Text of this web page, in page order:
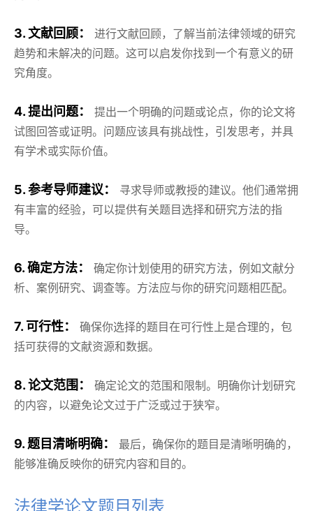
3. 文献回顾：
进行文献回顾，了解当前法律领域的研究
趋势和未解决的问题。这可以启发你找到一个有意义的研
究角度。
4. 提出问题：
提出一个明确的问题或论点，你的论文将
试图回答或证明。问题应该具有挑战性，引发思考，并具
有学术或实际价值。
5. 参考导师建议：
寻求导师或教授的建议。他们通常拥
有丰富的经验，可以提供有关题目选择和研究方法的指
导。
6. 确定方法：
确定你计划使用的研究方法，例如文献分
析、案例研究、调查等。方法应与你的研究问题相匹配。
7. 可行性：
确保你选择的题目在可行性上是合理的，包
括可获得的文献资源和数据。
8. 论文范围：
确定论文的范围和限制。明确你计划研究
的内容，以避免论文过于广泛或过于狭窄。
9. 题目清晰明确：
最后，确保你的题目是清晰明确的，
能够准确反映你的研究内容和目的。
法律学论文题目列表